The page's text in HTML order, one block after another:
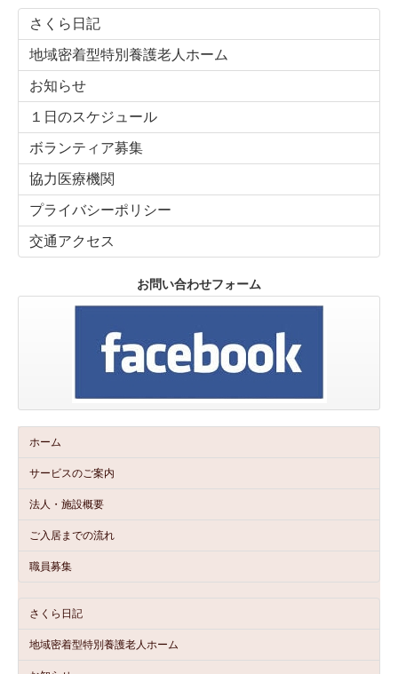
さくら日記
地域密着型特別養護老人ホーム
お知らせ
１日のスケジュール
ボランティア募集
協力医療機関
プライバシーポリシー
交通アクセス
お問い合わせフォーム
ホーム
サービスのご案内
法人・施設概要
ご入居までの流れ
職員募集
さくら日記
地域密着型特別養護老人ホーム